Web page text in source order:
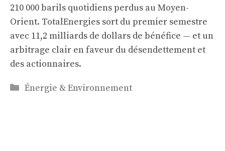
210 000 barils quotidiens perdus au Moyen-
Orient. TotalEnergies sort du premier semestre
avec 11,2 milliards de dollars de bénéfice — et un
arbitrage clair en faveur du désendettement et
des actionnaires.
Catégories
Énergie & Environnement